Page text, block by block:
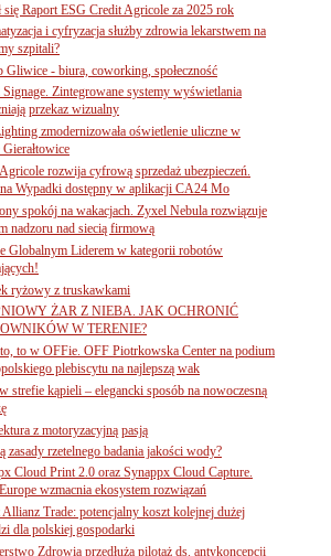
się Raport ESG Credit Agricole za 2025 rok
i cyfryzacja służby zdrowia lekarstwem na
szpitali?
Gliwice - biura, coworking, społeczność
Zintegrowane systemy wyświetlania
przekaz wizualny
zmodernizowała oświetlenie uliczne w
rozwija cyfrową sprzedaż ubezpieczeń.
Wypadki dostępny w aplikacji CA24 Mo
spokój na wakacjach. Zyxel Nebula rozwiązuje
nadzoru nad siecią firmową
Globalnym Liderem w kategorii robotów
ryżowy z truskawkami
ŻAR Z NIEBA. JAK OCHRONIĆ
W TERENIE?
to w OFFie. OFF Piotrkowska Center na podium
plebiscytu na najlepszą wak
strefie kąpieli – elegancki sposób na nowoczesną
z motoryzacyjną pasją
zasady rzetelnego badania jakości wody?
Cloud Print 2.0 oraz Synappx Cloud Capture.
wzmacnia ekosystem rozwiązań
Allianz Trade: potencjalny koszt kolejnej dużej
dla polskiej gospodarki
Zdrowia przedłuża pilotaż ds. antykoncepcji